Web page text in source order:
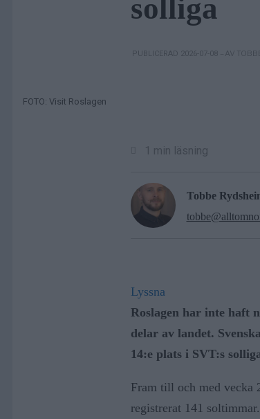
solliga
PUBLICERAD 2026-07-08 – AV
FOTO: Visit Roslagen
1 min läsning
Tobbe
Lyssna
Roslagen har inte haft
delar av landet.
14:e plats i SVT:s
Fram till och med vecka
registrerat 141